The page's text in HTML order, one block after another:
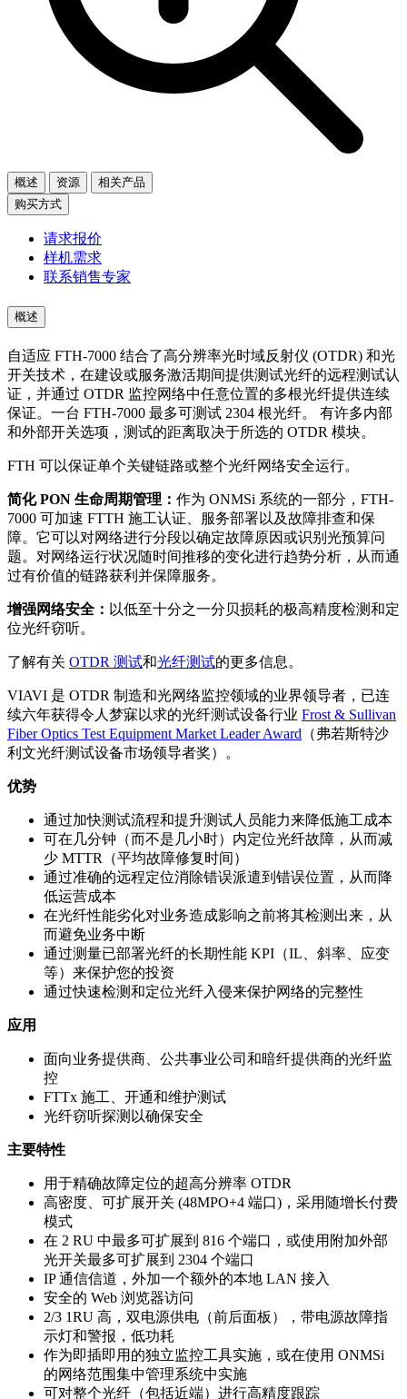
概述 资源
相关产品
购买方式
请求报价
样机需求
联系销售专家
概述
自适应 FTH-7000 结合了高分辨率光时域反射仪 (OTDR) 和光
开关技术，在建设或服务激活期间提供测试光纤的远程测试认
证，并通过 OTDR 监控网络中任意位置的多根光纤提供连续
保证。一台 FTH-7000 最多可测试 2304 根光纤。 有许多内部
和外部开关选项，测试的距离取决于所选的 OTDR 模块。
FTH 可以保证单个关键链路或整个光纤网络安全运行。
简化 PON 生命周期管理： 作为 ONMSi 系统的一部分，FTH-
7000 可加速 FTTH 施工认证、服务部署以及故障排查和保
障。它可以对网络进行分段以确定故障原因或识别光预算问
题。对网络运行状况随时间推移的变化进行趋势分析，从而通
过有价值的链路获利并保障服务。
增强网络安全： 以低至十分之一分贝损耗的极高精度检测和定
位光纤窃听。
了解有关 OTDR 测试和光纤测试的更多信息。
VIAVI 是 OTDR 制造和光网络监控领域的业界领导者，已连
续六年获得令人梦寐以求的光纤测试设备行业 Frost & Sullivan
Fiber Optics Test Equipment Market Leader Award （弗若斯特沙
利文光纤测试设备市场领导者奖）。
优势
通过加快测试流程和提升测试人员能力来降低施工成本
可在几分钟（而不是几小时）内定位光纤故障，从而减
少 MTTR（平均故障修复时间）
通过准确的远程定位消除错误派遣到错误位置，从而降
低运营成本
在光纤性能劣化对业务造成影响之前将其检测出来，从
而避免业务中断
通过测量已部署光纤的长期性能 KPI（IL、斜率、应变
等）来保护您的投资
通过快速检测和定位光纤入侵来保护网络的完整性
应用
面向业务提供商、公共事业公司和暗纤提供商的光纤监
控
FTTx 施工、开通和维护测试
光纤窃听探测以确保安全
主要特性
用于精确故障定位的超高分辨率 OTDR
高密度、可扩展开关 (48MPO+4 端口)，采用随增长付费
模式
在 2 RU 中最多可扩展到 816 个端口，或使用附加外部
光开关最多可扩展到 2304 个端口
IP 通信信道，外加一个额外的本地 LAN 接入
安全的 Web 浏览器访问
2/3 1RU 高，双电源供电（前后面板），带电源故障指
示灯和警报，低功耗
作为即插即用的独立监控工具实施，或在使用 ONMSi
的网络范围集中管理系统中实施
可对整个光纤（包括近端）进行高精度跟踪